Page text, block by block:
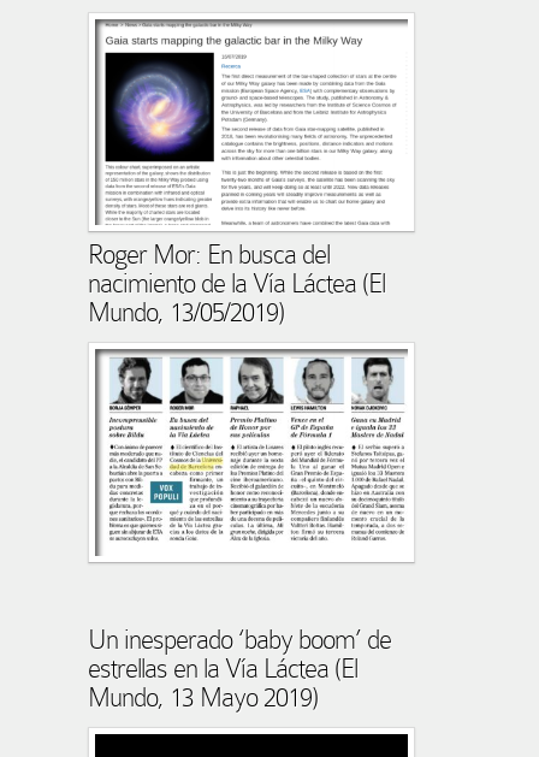
Roger Mor: En busca del
nacimiento de la Vía Láctea (El
Mundo, 13/05/2019)
Un inesperado ‘baby boom’ de
estrellas en la Vía Láctea (El
Mundo, 13 Mayo 2019)